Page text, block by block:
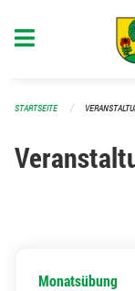
STARTSEITE
Monatsübung